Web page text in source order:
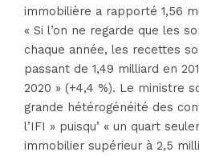
immobilière a rapporté 1,56
« Si l’on ne regarde que les
chaque année, les recettes
passant de 1,49 milliard en
2020 » (+4,4 %). Le ministre
grande hétérogénéité des
l’IFI » puisqu’ « un quart
immobilier supérieur à 2,5